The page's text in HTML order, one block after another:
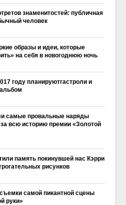
знаменитостей: публичная
человек
образы и идеи, которые
на себя в новогоднюю ночь
году планируютгастроли и
самые провальные наряды
всю историю премии «Золотой
память покинувшей нас Кэрри
рисунков
самой пикантной сцены
руки»